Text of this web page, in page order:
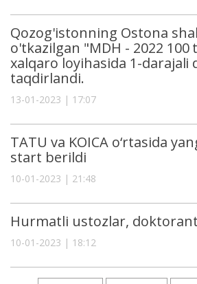
Qozog'istonning Ostona
o'tkazilgan "MDH - 2022 100
xalqaro loyihasida 1-darajali
taqdirlandi.
13-01-2023 | 17:07
TATU va KOICA o‘rtasida
start berildi
10-01-2023 | 21:48
Hurmatli ustozlar,
10-01-2023 | 18:12